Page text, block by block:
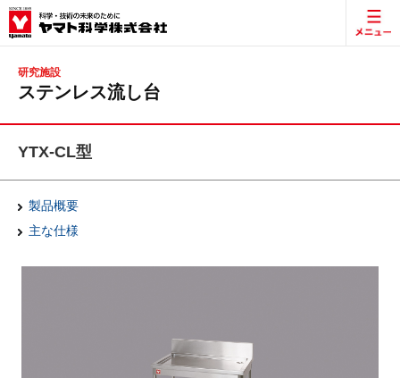
研究施設
ステンレス流し台
YTX-CL型
製品概要
主な仕様